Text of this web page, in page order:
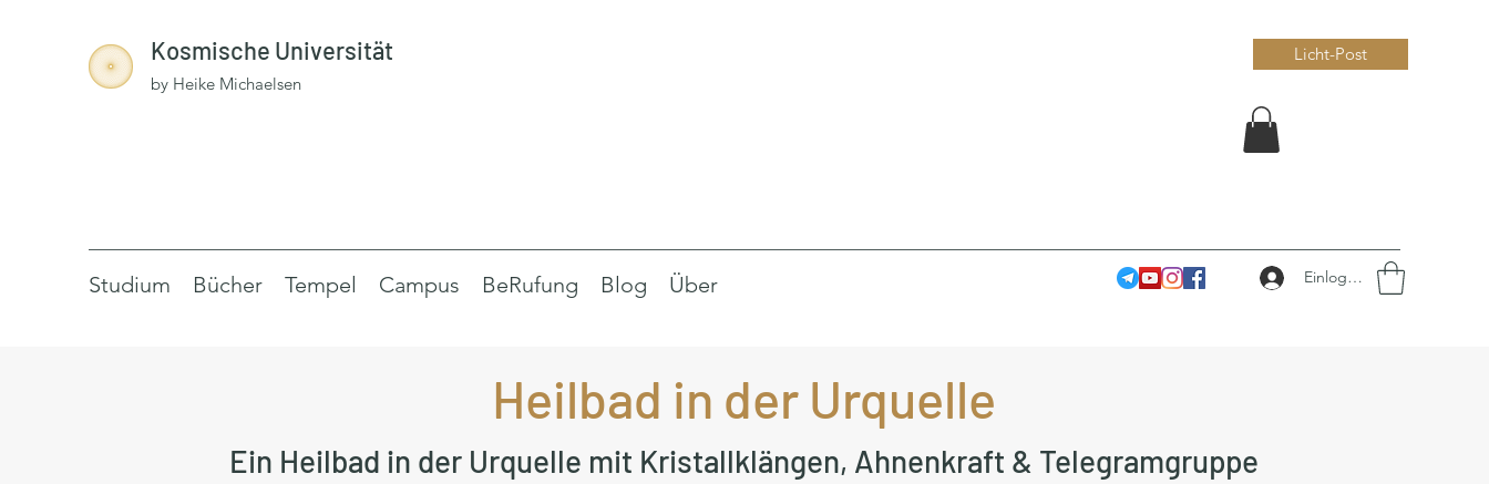
Kosmische Universität
by Heike Michaelsen
Licht-Post
Studium Bücher Tempel Campus BeRufung Blog Über Einloggen
Heilbad in der Urquelle
Ein Heilbad in der Urquelle mit Kristallklängen, Ahnenkraft & Telegramgruppe